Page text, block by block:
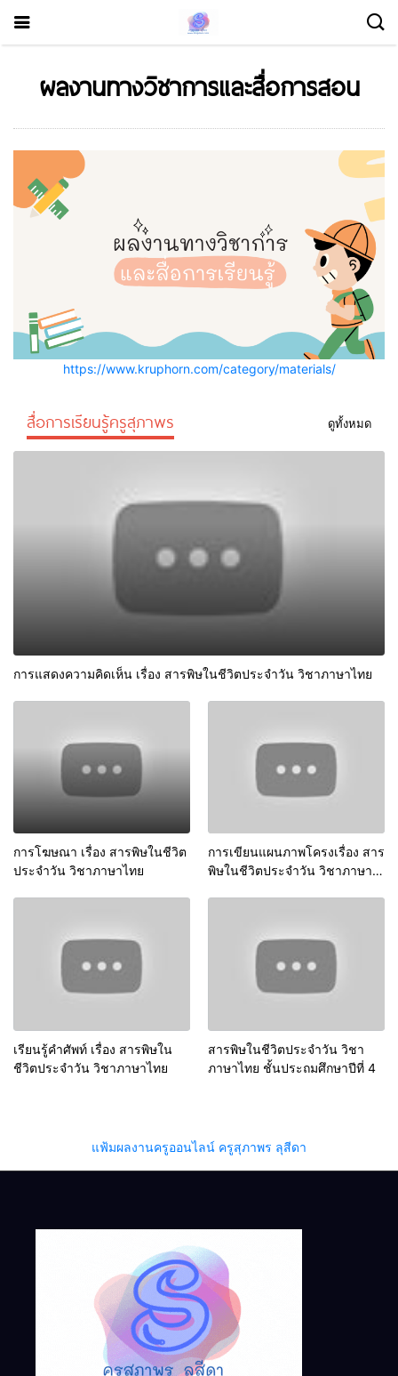
ผลงานทางวิชาการและสื่อการสอน
https://www.kruphorn.com/category/materials/
สื่อการเรียนรู้ครูสุภาพร ดูทั้งหมด
การแสดงความคิดเห็น เรื่อง สารพิษในชีวิตประจำวัน วิชาภาษาไทย
การโฆษณา เรื่อง สารพิษในชีวิต
ประจำวัน วิชาภาษาไทย
การเขียนแผนภาพโครงเรื่อง สาร
พิษในชีวิตประจำวัน วิชาภาษา
เรียนรู้คำศัพท์ เรื่อง สารพิษใน
ชีวิตประจำวัน วิชาภาษาไทย
สารพิษในชีวิตประจำวัน วิชา
ภาษาไทย ชั้นประถมศึกษาปีที่ 4
แฟ้มผลงานครูออนไลน์ ครูสุภาพร ลุสีดา